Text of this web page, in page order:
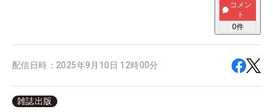
コメン
ト
0件
配信日時： 2025年9月10日 12時00分
雑誌出版